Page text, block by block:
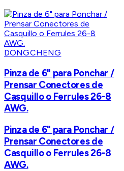
DONGCHENG
Pinza de 6" para Ponchar /
Prensar Conectores de
Casquillo o Ferrules 26-8
AWG.
Pinza de 6" para Ponchar /
Prensar Conectores de
Casquillo o Ferrules 26-8
AWG.